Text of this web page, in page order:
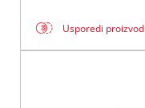
Usporedi proizvod